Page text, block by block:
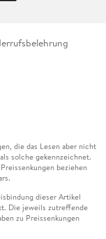
die das Lesen aber nicht
solche gekennzeichnet.
beziehen
dieser Artikel
Die jeweils zutreffende
zu Preissenkungen